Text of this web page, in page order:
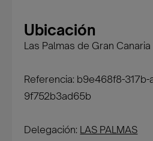
Ubicación
Las Palmas de Gran Canaria
Referencia: b9e468f8-317b-
9f752b3ad65b
Delegación: LAS PALMAS